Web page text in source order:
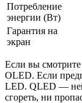
Потребление
энергии (Вт)
Гарантия на
экран
Если вы
OLED. Если
LED. QLED —
сгореть, ни